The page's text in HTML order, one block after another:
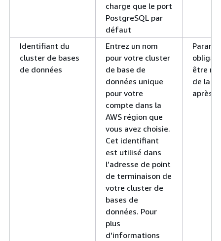
charge que le port
PostgreSQL par
défaut
Identifiant du
cluster de bases
de données
Entrez un nom
pour votre cluster
de base de
données unique
pour votre
compte dans la
AWS région que
vous avez choisie.
Cet identifiant
est utilisé dans
l’adresse de point
de terminaison de
votre cluster de
bases de
données. Pour
plus
d'informations
être
de la
après